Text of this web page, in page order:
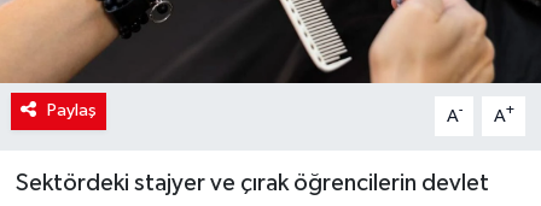
Paylaş A- A+
Sektördeki stajyer ve çırak öğrencilerin devlet